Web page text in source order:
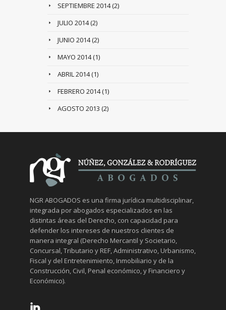
SEPTIEMBRE 2014(2)
JULIO 2014(2)
JUNIO 2014(2)
MAYO 2014(1)
ABRIL 2014(1)
FEBRERO 2014(1)
AGOSTO 2013 (2)
NGR ABOGADOS es una firma jurídica multidisciplinar,
integrada por abogados especializados en las
distintas áreas del Derecho, con capacidad para
defender los intereses de nuestros clientes de
manera integral (Derecho Mercantil y Societario,
Concursal, Tributario y REF, Administrativo, Urbanismo,
Fiscal y del Entretenimiento, Inmobiliario y de la
Construcción, Civil, Penal económico, y Financiero y
Económico).